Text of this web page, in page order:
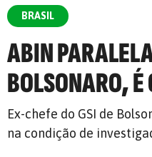
BRASIL
ABIN
BOLSONARO,
Ex-chefe do GSI de
na condição de